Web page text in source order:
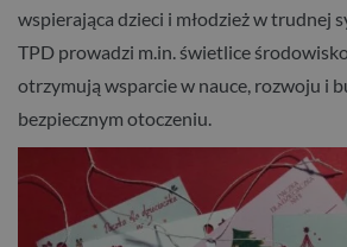
wspierająca dzieci i młodzież w trudnej
TPD prowadzi m.in. świetlice
otrzymują wsparcie w nauce, rozwoju i
bezpiecznym otoczeniu.